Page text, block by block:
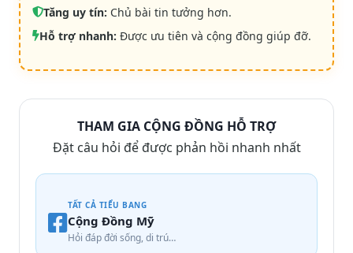
Tăng uy tín: Chủ bài tin tưởng hơn.
Hỗ trợ nhanh: Được ưu tiên và cộng đồng giúp đỡ.
THAM GIA CỘNG ĐỒNG HỖ TRỢ
Đặt câu hỏi để được phản hồi nhanh nhất
TẤT CẢ TIỂU BANG
Cộng Đồng Mỹ
Hỏi đáp đời sống, di trú…